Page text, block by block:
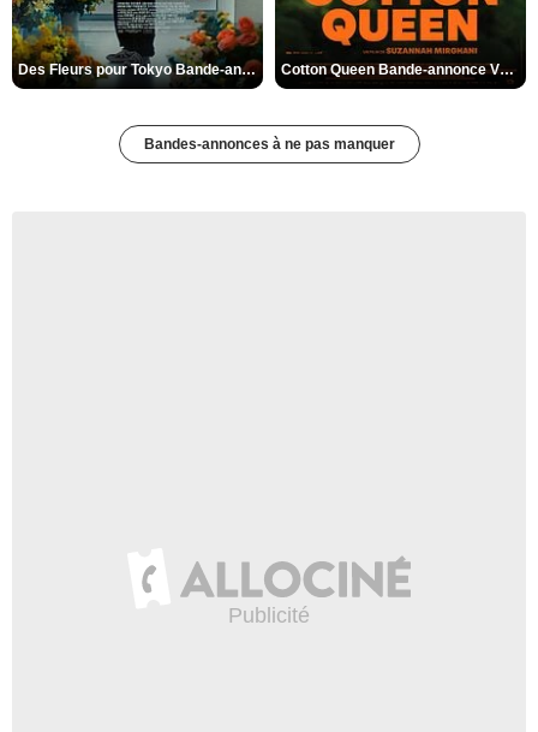
Des Fleurs pour Tokyo Bande-annonce VO STFR Cotton Queen Bande-annonce VO STFR
Bandes-annonces à ne pas manquer